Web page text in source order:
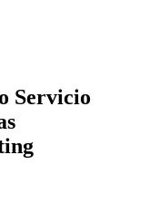
Servicio